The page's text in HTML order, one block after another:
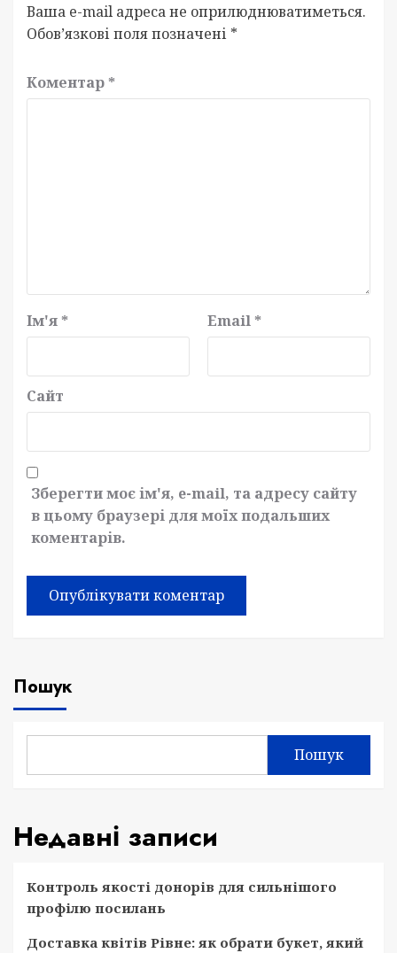
Ваша e-mail адреса не оприлюднюватиметься.
Обов’язкові поля позначені *
Коментар *
Ім'я * Email *
Сайт
Зберегти моє ім'я, e-mail, та адресу сайту
в цьому браузері для моїх подальших
коментарів.
Пошук
Пошук
Недавні записи
Контроль якості донорів для сильнішого
профілю посилань
Доставка квітів Рівне: як обрати букет, який